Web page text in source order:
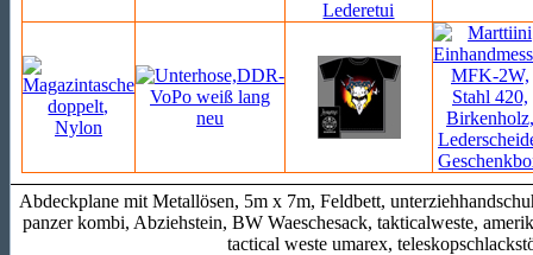
Abdeckplane mit Metallösen, 5m x 7m, Feldbett,
panzer kombi, Abziehstein, BW Waeschesack, takticalweste,
tactical weste umarex,